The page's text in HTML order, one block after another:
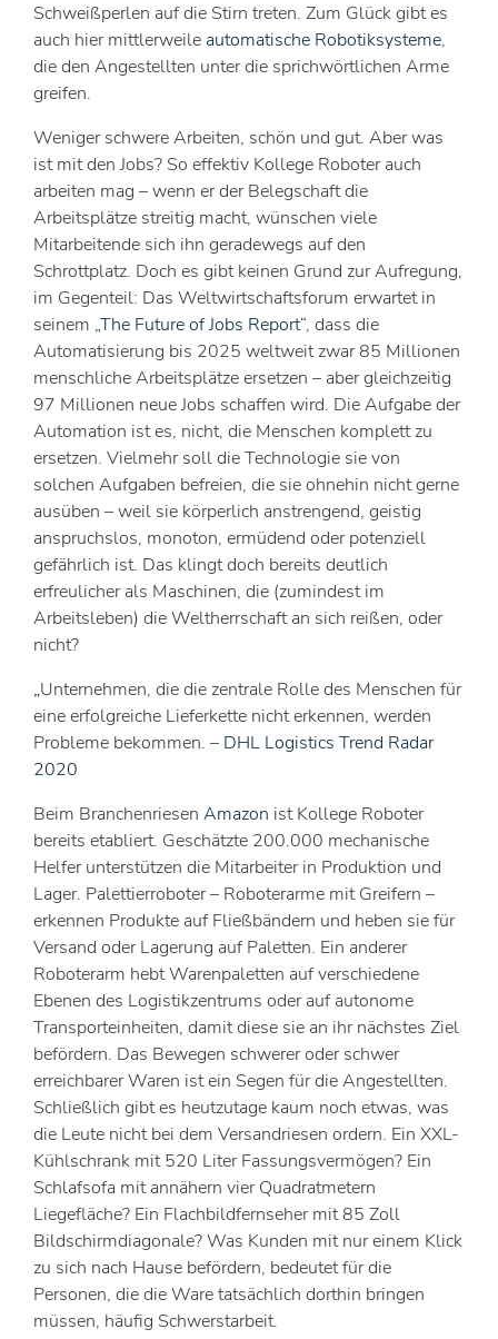
Schweißperlen auf die Stirn treten. Zum Glück gibt es
auch hier mittlerweile automatische Robotiksysteme,
die den Angestellten unter die sprichwörtlichen Arme
greifen.
Weniger schwere Arbeiten, schön und gut. Aber was
ist mit den Jobs? So effektiv Kollege Roboter auch
arbeiten mag – wenn er der Belegschaft die
Arbeitsplätze streitig macht, wünschen viele
Mitarbeitende sich ihn geradewegs auf den
Schrottplatz. Doch es gibt keinen Grund zur Aufregung,
im Gegenteil: Das Weltwirtschaftsforum erwartet in
seinem „The Future of Jobs Report“, dass die
Automatisierung bis 2025 weltweit zwar 85 Millionen
menschliche Arbeitsplätze ersetzen – aber gleichzeitig
97 Millionen neue Jobs schaffen wird. Die Aufgabe der
Automation ist es, nicht, die Menschen komplett zu
ersetzen. Vielmehr soll die Technologie sie von
solchen Aufgaben befreien, die sie ohnehin nicht gerne
ausüben – weil sie körperlich anstrengend, geistig
anspruchslos, monoton, ermüdend oder potenziell
gefährlich ist. Das klingt doch bereits deutlich
erfreulicher als Maschinen, die (zumindest im
Arbeitsleben) die Weltherrschaft an sich reißen, oder
nicht?
„Unternehmen, die die zentrale Rolle des Menschen für
eine erfolgreiche Lieferkette nicht erkennen, werden
Probleme bekommen. – DHL Logistics Trend Radar
2020
Beim Branchenriesen Amazon ist Kollege Roboter
bereits etabliert. Geschätzte 200.000 mechanische
Helfer unterstützen die Mitarbeiter in Produktion und
Lager. Palettierroboter – Roboterarme mit Greifern –
erkennen Produkte auf Fließbändern und heben sie für
Versand oder Lagerung auf Paletten. Ein anderer
Roboterarm hebt Warenpaletten auf verschiedene
Ebenen des Logistikzentrums oder auf autonome
Transporteinheiten, damit diese sie an ihr nächstes Ziel
befördern. Das Bewegen schwerer oder schwer
erreichbarer Waren ist ein Segen für die Angestellten.
Schließlich gibt es heutzutage kaum noch etwas, was
die Leute nicht bei dem Versandriesen ordern. Ein XXL-
Kühlschrank mit 520 Liter Fassungsvermögen? Ein
Schlafsofa mit annähern vier Quadratmetern
Liegefläche? Ein Flachbildfernseher mit 85 Zoll
Bildschirmdiagonale? Was Kunden mit nur einem Klick
zu sich nach Hause befördern, bedeutet für die
Personen, die die Ware tatsächlich dorthin bringen
müssen, häufig Schwerstarbeit.